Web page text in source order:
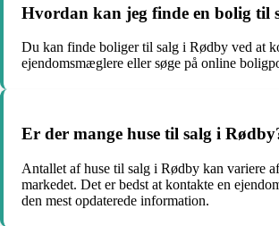
Hvordan kan jeg finde en bolig til
Du kan finde boliger til salg i Rødby ved at
ejendomsmæglere eller søge på online
Er der mange huse til salg i
Antallet af huse til salg i Rødby kan variere
markedet. Det er bedst at kontakte en
den mest opdaterede information.